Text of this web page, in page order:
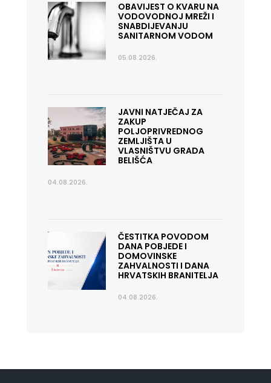
OBAVIJEST O KVARU NA
VODOVODNOJ MREŽI I
SNABDIJEVANJU
SANITARNOM VODOM
05.08.2026.
JAVNI NATJEČAJ ZA
ZAKUP
POLJOPRIVREDNOG
ZEMLJIŠTA U
VLASNIŠTVU GRADA
BELIŠĆA
04.08.2026.
ČESTITKA POVODOM
DANA POBJEDE I
DOMOVINSKE
ZAHVALNOSTI I DANA
HRVATSKIH BRANITELJA
04.08.2026.